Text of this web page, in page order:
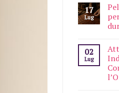
17
Lug
02
Lug